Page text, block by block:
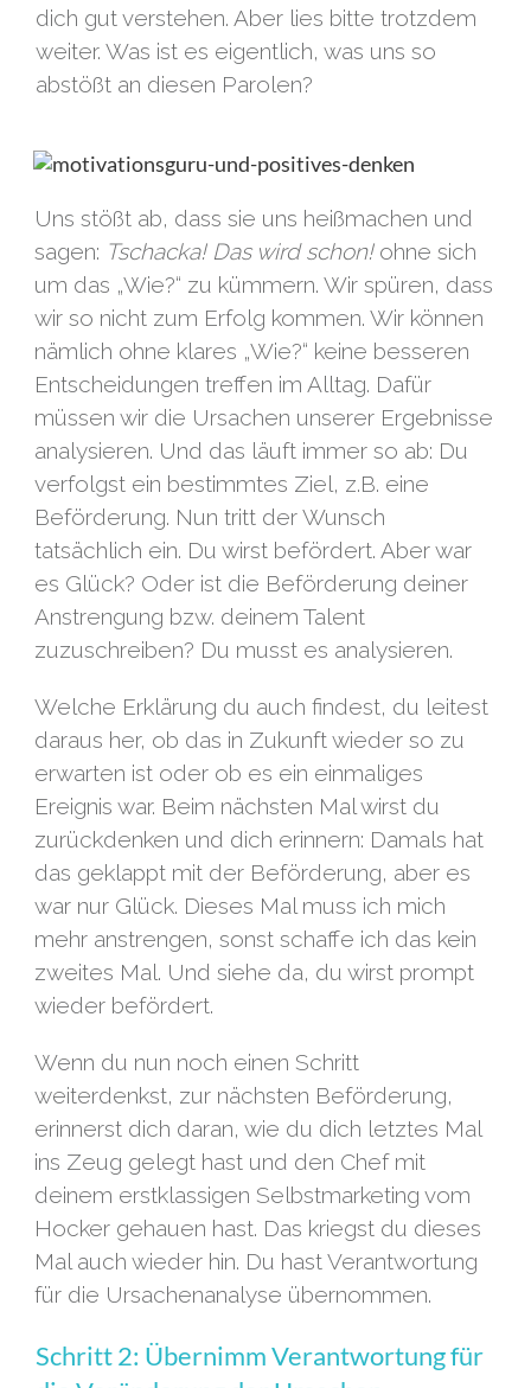
dich gut verstehen. Aber lies bitte trotzdem
weiter. Was ist es eigentlich, was uns so
abstößt an diesen Parolen?
Uns stößt ab, dass sie uns heißmachen und
sagen: Tschacka! Das wird schon!ohne sich
um das „Wie?“ zu kümmern. Wir spüren, dass
wir so nicht zum Erfolg kommen. Wir können
nämlich ohne klares „Wie?“ keine besseren
Entscheidungen treffen im Alltag. Dafür
müssen wir die Ursachen unserer Ergebnisse
analysieren. Und das läuft immer so ab: Du
verfolgst ein bestimmtes Ziel, z.B. eine
Beförderung. Nun tritt der Wunsch
tatsächlich ein. Du wirst befördert. Aber war
es Glück? Oder ist die Beförderung deiner
Anstrengung bzw. deinem Talent
zuzuschreiben? Du musst es analysieren.
Welche Erklärung du auch findest, du leitest
daraus her, ob das in Zukunft wieder so zu
erwarten ist oder ob es ein einmaliges
Ereignis war. Beim nächsten Mal wirst du
zurückdenken und dich erinnern: Damals hat
das geklappt mit der Beförderung, aber es
war nur Glück. Dieses Mal muss ich mich
mehr anstrengen, sonst schaffe ich das kein
zweites Mal. Und siehe da, du wirst prompt
wieder befördert.
Wenn du nun noch einen Schritt
weiterdenkst, zur nächsten Beförderung,
erinnerst dich daran, wie du dich letztes Mal
ins Zeug gelegt hast und den Chef mit
deinem erstklassigen Selbstmarketing vom
Hocker gehauen hast. Das kriegst du dieses
Mal auch wieder hin. Du hast Verantwortung
für die Ursachenanalyse übernommen.
Schritt 2: Übernimm Verantwortung für